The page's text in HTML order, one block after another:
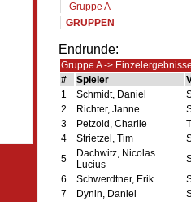
Gruppe A
GRUPPEN
Endrunde:
Gruppe A ->
#
Spieler
1
Schmidt, Daniel
2
Richter, Janne
3
Petzold, Charlie
4
Strietzel, Tim
5
Dachwitz, Nicolas
Lucius
6
Schwerdtner, Erik
7
Dynin, Daniel